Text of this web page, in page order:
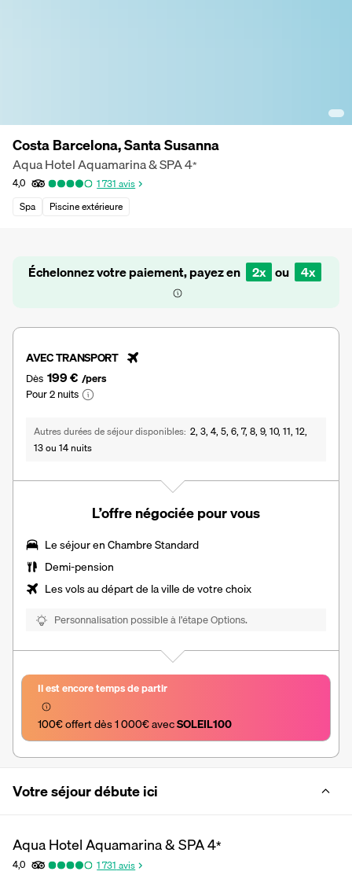
Costa Barcelona, Santa Susanna
Aqua Hotel Aquamarina & SPA4*
4,0 1 731 avis
Spa
Piscine extérieure
Échelonnez votre paiement, payez en 2x ou 4x
AVEC TRANSPORT
Dès 199 € /pers
Pour 2 nuits
Autres durées de séjour disponibles 2, 3, 4, 5, 6, 7, 8, 9, 10, 11, 12,
13 ou 14 nuits
L’offre négociée pour vous
Le séjour en Chambre Standard
Demi-pension
Les vols au départ de la ville de votre choix
Personnalisation possible à l’étape Options.
Il est encore temps de partir
100€ offert dès 1 000€ avec SOLEIL100
Votre séjour débute ici
Aqua Hotel Aquamarina & SPA4*
4,0 1 731 avis